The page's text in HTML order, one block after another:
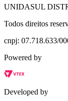
UNIDASUL
Todos direitos
cnpj: 07.718.633/
Powered by
Developed by